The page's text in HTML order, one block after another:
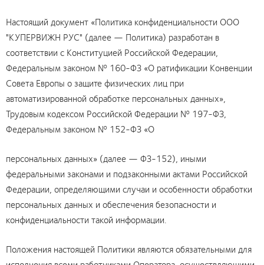
Настоящий документ «Политика конфиденциальности ООО
"КУПЕРВИЖН РУС" (далее — Политика) разработан в
соответствии с Конституцией Российской Федерации,
Федеральным законом № 160-ФЗ «О ратификации Конвенции
Совета Европы о защите физических лиц при
автоматизированной обработке персональных данных»,
Трудовым кодексом Российской Федерации № 197-ФЗ,
Федеральным законом № 152-ФЗ «О
персональных данных» (далее — ФЗ-152), иными
федеральными законами и подзаконными актами Российской
Федерации, определяющими случаи и особенности обработки
персональных данных и обеспечения безопасности и
конфиденциальности такой информации.
Положения настоящей Политики являются обязательными для